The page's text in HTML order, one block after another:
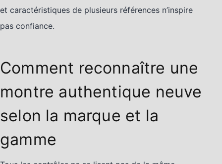
et caractéristiques de plusieurs références n’inspire
pas confiance.
Comment reconnaître une
montre authentique neuve
selon la marque et la
gamme